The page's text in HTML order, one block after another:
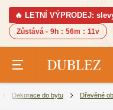
🔥 LETNÍ VÝPRODEJ:
Zůstává - 9h : 56m : 10v
Dekorace do bytu Dřevěné